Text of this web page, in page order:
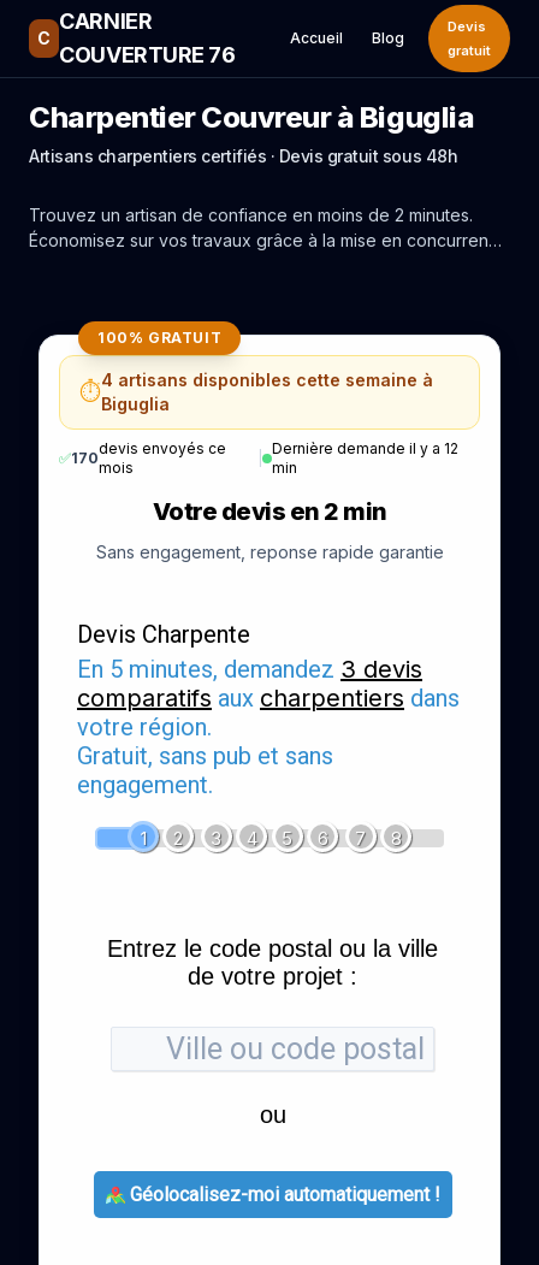
C
CARNIER
COUVERTURE 76
Accueil Blog
Devis
gratuit
Charpentier Couvreur à Biguglia
Artisans charpentiers certifiés · Devis gratuit sous 48h
Trouvez un artisan de confiance en moins de 2 minutes.
Économisez sur vos travaux grâce à la mise en concurrence
100% GRATUIT
⏱️4 artisans disponibles cette semaine à
Biguglia
✅170
devis envoyés ce
mois
|
Dernière demande il y a 12
min
Votre devis en 2 min
Sans engagement, reponse rapide garantie
Devis Charpente
En 5 minutes, demandez 3 devis
comparatifs aux charpentiers dans
votre région.
Gratuit, sans pub et sans
engagement.
1 2 3 4 5 6 7 8
Entrez le code postal ou la ville
de votre projet :
ou
Géolocalisez-moi automatiquement !